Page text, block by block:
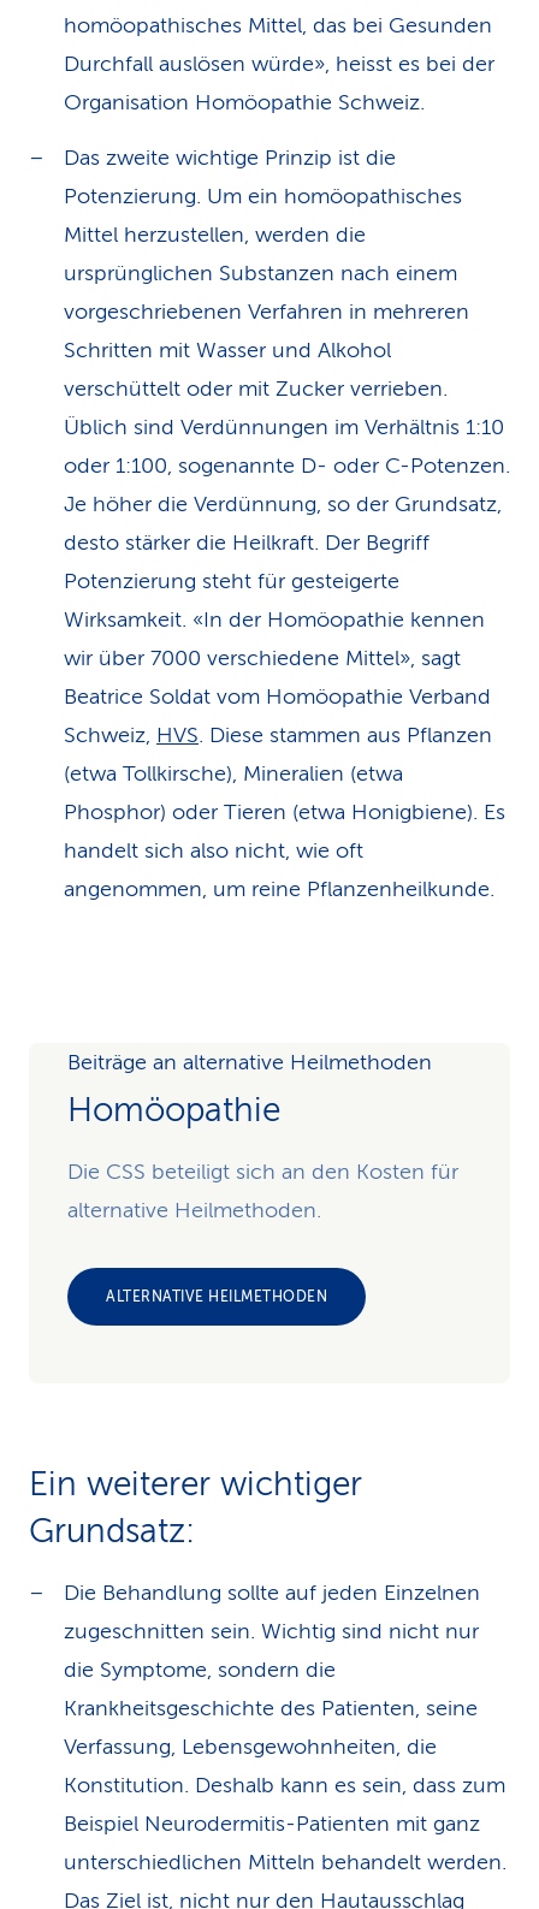
homöopathisches Mittel, das bei Gesunden
Durchfall auslösen würde», heisst es bei der
Organisation Homöopathie Schweiz.
Das zweite wichtige Prinzip ist die
Potenzierung. Um ein homöopathisches
Mittel herzustellen, werden die
ursprünglichen Substanzen nach einem
vorgeschriebenen Verfahren in mehreren
Schritten mit Wasser und Alkohol
verschüttelt oder mit Zucker verrieben.
Üblich sind Verdünnungen im Verhältnis 1:10
oder 1:100, sogenannte D- oder C-Potenzen.
Je höher die Verdünnung, so der Grundsatz,
desto stärker die Heilkraft. Der Begriff
Potenzierung steht für gesteigerte
Wirksamkeit. «In der Homöopathie kennen
wir über 7000 verschiedene Mittel», sagt
Beatrice Soldat vom Homöopathie Verband
Schweiz, HVS. Diese stammen aus Pflanzen
(etwa Tollkirsche), Mineralien (etwa
Phosphor) oder Tieren (etwa Honigbiene). Es
handelt sich also nicht, wie oft
angenommen, um reine Pflanzenheilkunde.
Beiträge an alternative Heilmethoden
Homöopathie
Die CSS beteiligt sich an den Kosten für
alternative Heilmethoden.
ALTERNATIVE HEILMETHODEN
Ein weiterer wichtiger
Grundsatz:
Die Behandlung sollte auf jeden Einzelnen
zugeschnitten sein. Wichtig sind nicht nur
die Symptome, sondern die
Krankheitsgeschichte des Patienten, seine
Verfassung, Lebensgewohnheiten, die
Konstitution. Deshalb kann es sein, dass zum
Beispiel Neurodermitis-Patienten mit ganz
unterschiedlichen Mitteln behandelt werden.
Das Ziel ist, nicht nur den Hautausschlag